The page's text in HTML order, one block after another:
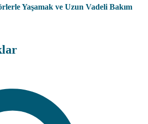
Yaşamak ve Uzun Vadeli Bakım